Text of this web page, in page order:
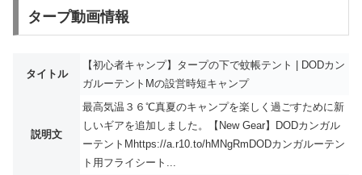
タープ動画情報
タイトル
【初心者キャンプ】タープの下で蚊帳テント | DODカン
ガルーテントMの設営時短キャンプ
説明文
最高気温３６℃真夏のキャンプを楽しく過ごすために新
しいギアを追加しました。【New Gear】DODカンガル
ーテントMhttps://a.r10.to/hMNgRmDODカンガルーテン
ト用フライシート...